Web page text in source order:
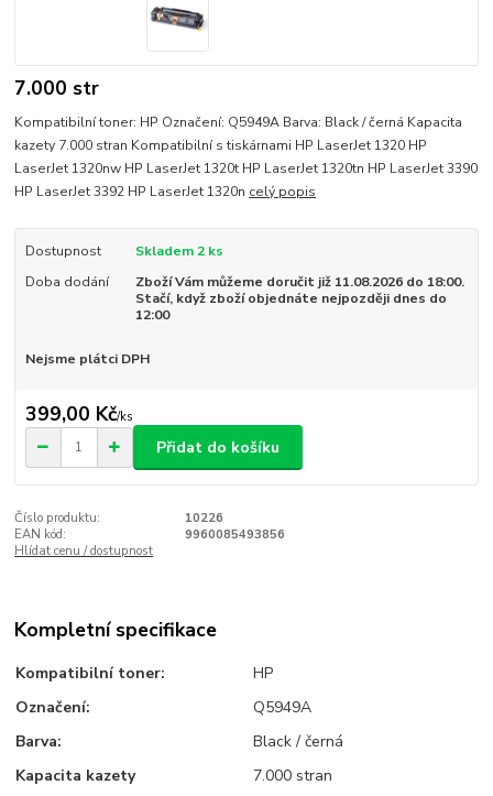
7.000 str
Kompatibilní toner: HP Označení: Q5949A Barva: Black / černá Kapacita
kazety 7.000 stran Kompatibilní s tiskárnami HP LaserJet 1320 HP
LaserJet 1320nw HP LaserJet 1320t HP LaserJet 1320tn HP LaserJet 3390
HP LaserJet 3392 HP LaserJet 1320n celý popis
Dostupnost
Skladem 2 ks
Doba dodání
Zboží Vám můžeme doručit již 11.08.2026 do 18:00.
Stačí, když zboží objednáte nejpozději dnes do
12:00
Nejsme plátci DPH
399,00 Kč/ks
Přidat do košíku
Číslo produktu:
10226
EAN kód:
9960085493856
Hlídat cenu / dostupnost
Kompletní specifikace
Kompatibilní toner:
HP
Označení:
Q5949A
Barva:
Black / černá
Kapacita kazety
7.000 stran